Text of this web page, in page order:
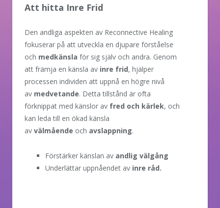
Att hitta Inre Frid
Den andliga aspekten av Reconnective Healing
fokuserar på att utveckla en djupare förståelse
och medkänsla för sig själv och andra. Genom
att främja en känsla av inre frid, hjälper
processen individen att uppnå en högre nivå
av medvetande. Detta tillstånd är ofta
förknippat med känslor av fred och kärlek, och
kan leda till en ökad känsla
av välmående och avslappning.
Förstärker känslan av andlig välgång
Underlättar uppnåendet av inre råd.